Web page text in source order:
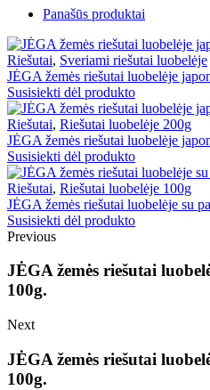
Panašūs produktai
Riešutai, Sveriami riešutai luobelėje
JĖGA žemės riešutai luobelėje
Susisiekti dėl produkto
Riešutai, Riešutai luobelėje 200g
JĖGA žemės riešutai luobelėje
Susisiekti dėl produkto
Riešutai, Riešutai luobelėje 100g
JĖGA žemės riešutai luobelėje su
Susisiekti dėl produkto
Previous
JĖGA žemės riešutai
100g.
Next
JĖGA žemės riešutai
100g.